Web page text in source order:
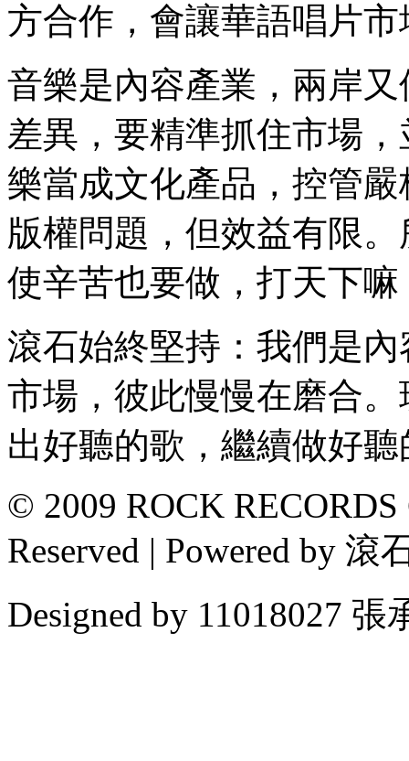
方合作，會讓華語唱片
音樂是內容產業，兩岸
差異，要精準抓住市場
樂當成文化產品，控管
版權問題，但效益有限
使辛苦也要做，打天下
滾石始終堅持：我們是
市場，彼此慢慢在磨合
出好聽的歌，繼續做好
© 2009 ROCK
Reserved | Powered by
Designed by 11018027 張